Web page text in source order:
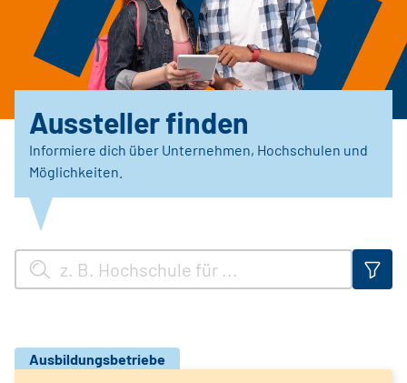
Aussteller finden
Informiere dich über Unternehmen, Hochschulen und
Möglichkeiten.
Ausbildungsbetriebe